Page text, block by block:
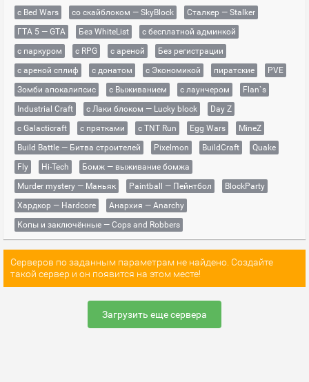
с Bed Wars
со скайблоком — SkyBlock
Сталкер — Stalker
ГТА 5 — GTA
Без WhiteList
с бесплатной админкой
с паркуром
с RPG с ареной
Без регистрации
с ареной сплиф
с донатом с Экономикой пиратские
PVE
Зомби апокалипсис
с Выживанием с лаунчером
Flan`s
Industrial Craft
с Лаки блоком — Lucky block
Day Z
с Galacticraft
с прятками с TNT Run Egg Wars
MineZ
Build Battle — Битва строителей
Pixelmon BuildCraft
Quake
Fly
Hi-Tech
Бомж — выживание бомжа
Murder mystery — Маньяк
Paintball — Пейнтбол
BlockParty
Хардкор — Hardcore
Анархия — Anarchy
Копы и заключённые — Cops and Robbers
Серверов по заданным параметрам не найдено. Создайте
такой сервер и он появится на этом месте!
Загрузить еще сервера